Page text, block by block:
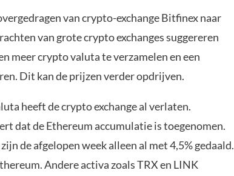
van crypto-exchange Bitfinex naar
van grote crypto exchanges suggereren
meer crypto valuta te verzamelen en een
Dit kan de prijzen verder opdrijven.
heeft de crypto exchange al verlaten.
dat de Ethereum accumulatie is toegenomen.
de afgelopen week alleen al met 4,5% gedaald.
Andere activa zoals TRX en LINK